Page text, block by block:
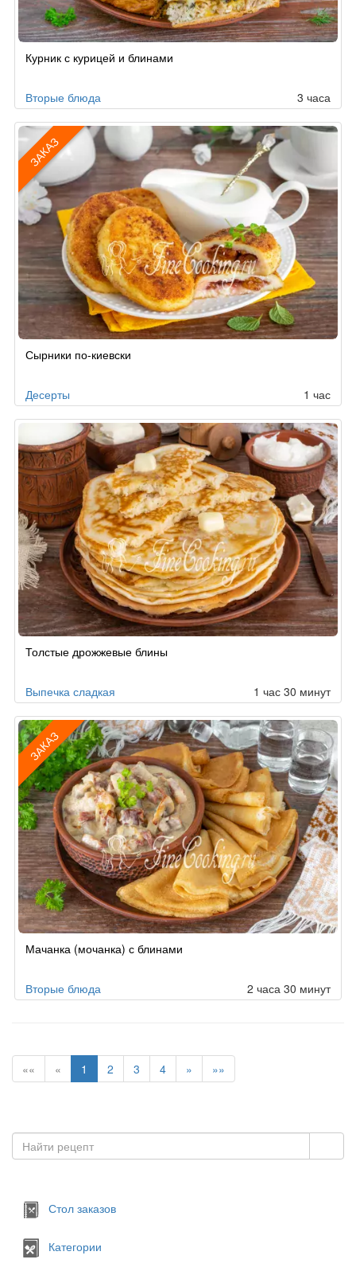
поКурник с курицей и блинами
Вторые блюда 3 часа
ЗАКАЗ
по
Сырники по-киевски
Десерты 1 час
Толстые дрожжевые блины
Выпечка сладкая 1 час 30 минут
ЗАКАЗ
поМачанка (мочанка) с блинами
Вторые блюда 2 часа 30 минут
«« « 1 2 3 4 » »»
Стол заказов
Категории